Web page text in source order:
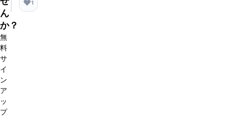
ん
か？
無
料
サ
イ
ン
ア
ッ
プ
❤️1